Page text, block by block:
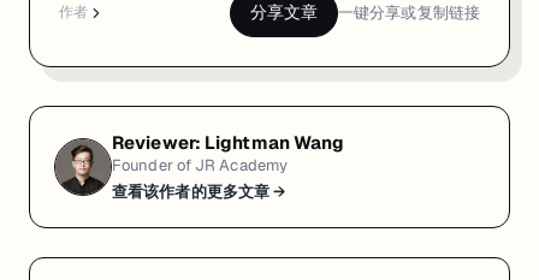
作者 分享文章 一键分享或复制链接
Reviewer: Lightman Wang
Founder of JR Academy
查看该作者的更多文章 →